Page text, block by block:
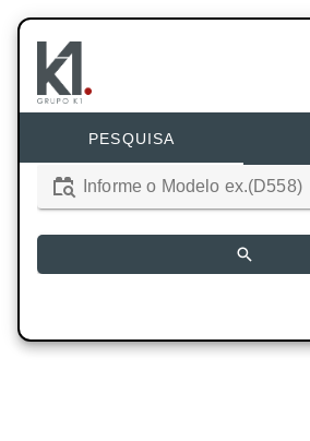
PESQUISA
Informe o Modelo ex.(D558)